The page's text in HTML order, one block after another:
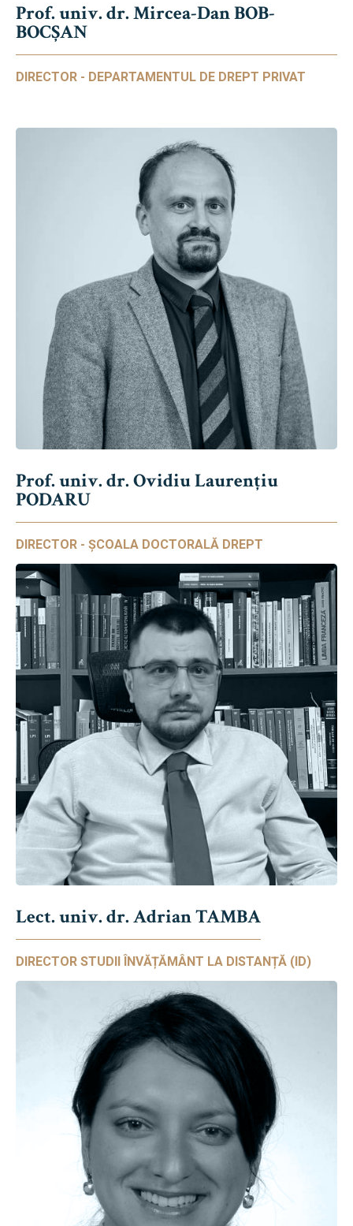
Prof. univ. dr. Mircea-Dan BOB-
BOCȘAN
DIRECTOR - DEPARTAMENTUL DE DREPT PRIVAT
Prof. univ. dr. Ovidiu Laurențiu
PODARU
DIRECTOR - ȘCOALA DOCTORALĂ DREPT
Lect. univ. dr. Adrian TAMBA
DIRECTOR STUDII ÎNVĂȚĂMÂNT LA DISTANȚĂ (ID)